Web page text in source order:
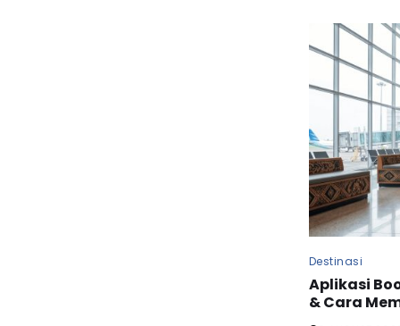
Destinasi
Aplikasi
& Cara